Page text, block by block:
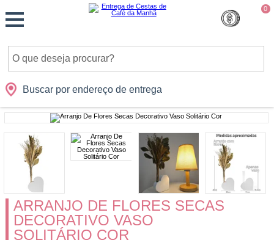
0
Buscar por endereço de entrega
Cidades Presentes Datas Shopping
Monte
sua
ARRANJO DE FLORES SECAS
DECORATIVO VASO
SOLITÁRIO COR